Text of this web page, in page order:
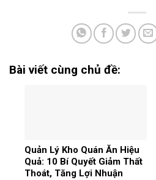
Bài viết cùng chủ đề:
Quản Lý Kho Quán Ăn Hiệu
Quả: 10 Bí Quyết Giảm Thất
Thoát, Tăng Lợi Nhuận